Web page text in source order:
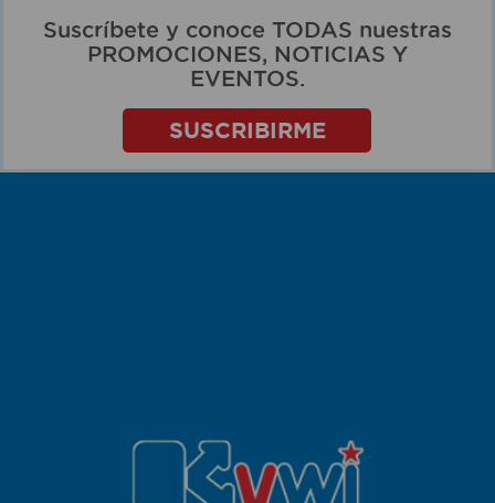
Suscríbete y conoce TODAS nuestras
PROMOCIONES, NOTICIAS Y
EVENTOS.
SUSCRIBIRME